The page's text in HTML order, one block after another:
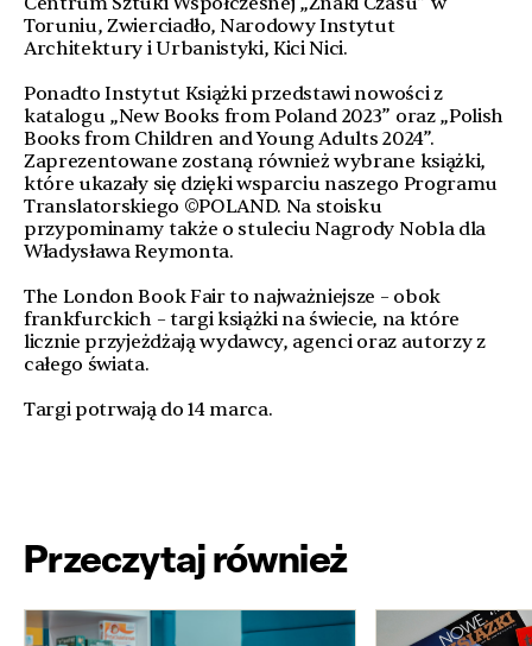
Toruniu, Zwierciadło, Narodowy Instytut
Architektury i Urbanistyki, Kici Nici.
Ponadto Instytut Książki przedstawi nowości z
katalogu „New Books from Poland 2023” oraz „Polish
Books from Children and Young Adults 2024”.
Zaprezentowane zostaną również wybrane książki,
które ukazały się dzięki wsparciu naszego Programu
Translatorskiego ©POLAND. Na stoisku
przypominamy także o stuleciu Nagrody Nobla dla
Władysława Reymonta.
The London Book Fair to najważniejsze – obok
frankfurckich – targi książki na świecie, na które
licznie przyjeżdżają wydawcy, agenci oraz autorzy z
całego świata.
Targi potrwają do 14 marca.
Przeczytaj również